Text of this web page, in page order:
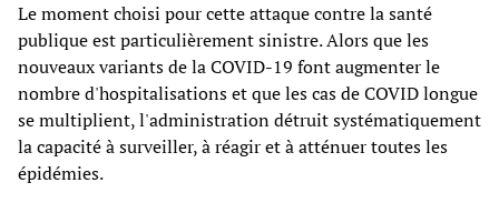
Le moment choisi pour cette attaque contre la santé
publique est particulièrement sinistre. Alors que les
nouveaux variants de la COVID-19 font augmenter le
nombre d'hospitalisations et que les cas de COVID longue
se multiplient, l'administration détruit systématiquement
la capacité à surveiller, à réagir et à atténuer toutes les
épidémies.